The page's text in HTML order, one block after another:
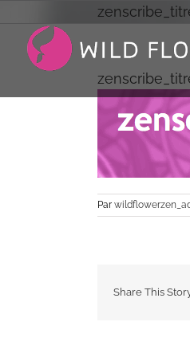
contenu
Par
Share This